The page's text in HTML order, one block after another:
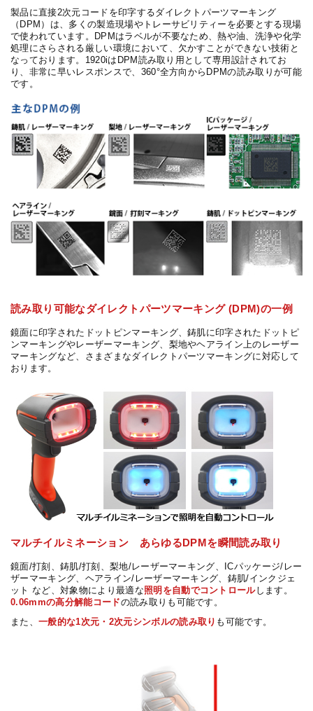
製品に直接2次元コードを印字するダイレクトパーツマーキング
（DPM）は、多くの製造現場やトレーサビリティーを必要とする現場
で使われています。DPMはラベルが不要なため、熱や油、洗浄や化学
処理にさらされる厳しい環境において、欠かすことができない技術と
なっております。1920iはDPM読み取り用として専用設計されてお
り、非常に早いレスポンスで、360°全方向からDPMの読み取りが可能
です。
読み取り可能なダイレクトパーツマーキング (DPM)の一例
鏡面に印字されたドットピンマーキング、鋳肌に印字されたドットピ
ンマーキングやレーザーマーキング、梨地やヘアライン上のレーザー
マーキングなど、さまざまなダイレクトパーツマーキングに対応して
おります。
マルチイルミネーション あらゆるDPMを瞬間読み取り
鏡面/打刻、鋳肌/打刻、梨地/レーザーマーキング、ICパッケージ/レー
ザーマーキング、ヘアライン/レーザーマーキング、鋳肌/インクジェ
ット など、対象物により最適な照明を自動でコントロールします。
0.06mmの高分解能コードの読み取りも可能です。
また、 一般的な1次元・2次元シンボルの読み取り も可能です。